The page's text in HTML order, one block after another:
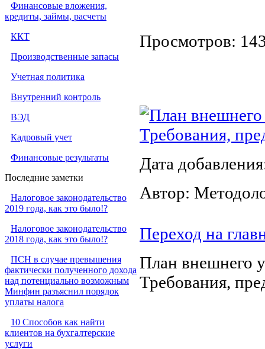
Финансовые вложения,
кредиты, займы, расчеты
ККТ
Производственные запасы
Учетная политика
Внутренний контроль
ВЭД
Кадровый учет
Финансовые результаты
Последние заметки
Налоговое законодательство
2019 года, как это было!?
Налоговое законодательство
2018 года, как это было!?
ПСН в случае превышения
фактически полученного дохода
над потенциально возможным
Минфин разъяснил порядок
уплаты налога
10 Способов как найти
клиентов на бухгалтерские
услуги
Просмотров:
План внешнего
Требования,
Дата
Автор:
Переход на
План внешнего
Требования,